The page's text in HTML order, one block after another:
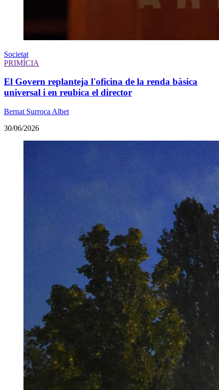
Societat
PRIMÍCIA
El Govern replanteja l'oficina de la renda bàsica
universal i en reubica el director
Bernat Surroca Albet
30/06/2026